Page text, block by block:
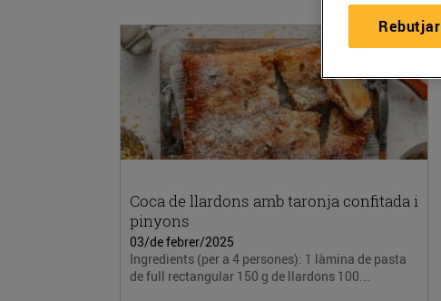
Coca de llardons amb taronja confitada i
pinyons
03/de febrer/2025
Ingredients (per a 4 persones): 1 làmina de pasta
de full rectangular 150 g de llardons 100...
Rebutjar